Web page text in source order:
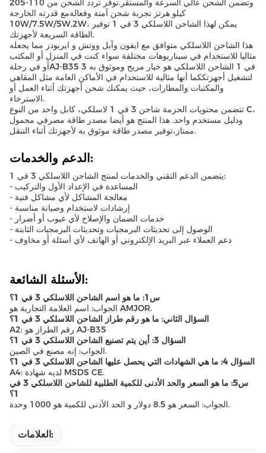
وتضمن الشحن عالي السرعة والمستقر.توفر تردد الشحن من 110-205
كيلو هرتز تجربة شحن آمنة وفعالةمع قدرته الخارجة
10W/7.5W/5W,2W، يمكن لهذا الشاحن اللاسلكي 3 في 1 توفير
الطاقة السريعة لأجهزتك.
هذا الشاحن اللاسلكي متوافق مع ايفون وآبل ووتش و ايربودز مما يجعله
مثاليا للاستخدام في سيناريوهات مختلفة سواء كنت في المنزل أو المكتب
أو في رحلةAJ-B35 3 في 1 الشاحن اللاسلكي هو خيار مريح وموثوق به
لتشغيل أجهزتككما أنها مثالية للاستخدام في الأماكن العامة مثل المقاهي
والمكتبات والمطارات، حيث يمكنك شحن أجهزتك أثناء العمل أو
الاسترخاء.
تتضمن محتويات الحزمة شاحن 3 في 1 لاسلكي، كابل واحد من النوع C،
ودليل مستخدم واحد. هذا المنتج هو أيضا مصدر طاقة مصرفي محمول
ممتاز،توفير مصدر طاقة موثوق به لأجهزتك أثناء التنقل.
الدعم والخدمات:
يتضمن الدعم التقني والخدمات لمنتج الشاحن اللاسلكي 3 في 1:
- المساعدة في الإعداد الأول والتركيب
- معالجة المشاكل لأي مشاكل فنية
- إرشادات لاستخدام وصيانة مناسبة
- خدمات الضمان والإصلاح لأي عيوب أو أضرار
- الوصول إلى تحديثات البرمجيات وتحديثات البرمجيات الثابتة
- دعم العملاء عبر البريد الإلكتروني أو الهاتف لأي أسئلة أو مخاوف
الأسئلة الشائعة:
س1: ما هو اسم الشاحن اللاسلكي 3 في 1؟
الجواب: اسم العلامة التجارية هو AMJOR.
السؤال الثاني: ما هو رقم طراز الشاحن اللاسلكي 3 في 1؟
A2: رقم الطراز هو AJ-B35
السؤال 3: أين يتم تصنيع الشاحن اللاسلكي 3 في 1؟
الجواب: إنه مصنع في الصين.
السؤال 4: ما هي الشهادات التي يحصل عليها الشاحن اللاسلكي 3 في 1؟
A4: لديه شهادة MSDS CE.
س5: ما هو السعر والحد الأدنى للكمية الطلبية للشاحن اللاسلكي 3 في
1؟
الجواب: السعر هو 8.5 دولار و الحد الأدنى للكمية هو 1000 وحدة.
العلامات: